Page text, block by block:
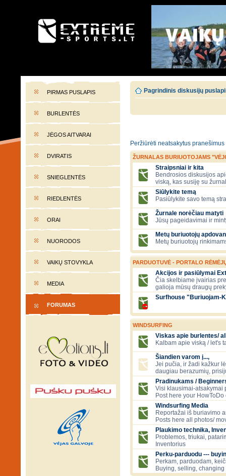
EXTREME-SPORTS.LT
PIRMAS PUSLAPIS
BURLENTĖS
JĖGOS AITVARAI
DVIRATIS
SNIEGLENTĖS
RIEDLENTĖS
ORAI
NUORODOS
VAIKŲ STOVYKLA
MEDIA
FORUMAS
Pagrindinis diskusijų
Peržiūrėti neatsakytus pranešimus
ŽURNALAS BURIUOTOJAMS
Straipsniai ir kita
Bendrosios diskusijos
viską, kas susiję su
Siūlykite temą
Pasiūlykite savo temą
Žurnale norėčiau matyti
Jūsų pageidavimai ir
Metų buriuotojų
Metų buriuotojų
PARDUOTUVĖ - PORTALO
Akcijos ir pasiūlymai
Čia skelbiame įvairias
galioja mūsų draugų
Surfhouse "Buriuojam-
WINDSURFING
Viskas apie burlentes/
Kalbam apie viską / let's
Šiandien varom į...,
Jei pučia, ir žadi kažkur
daugiau berazumių,
Pradinukams /
Visi klausimai-atsakymai
Post here your
Windsurfing Media
Reportažai iš buriavimo
Posts here all photos/
Plaukimo technika,
Problemos, triukai,
Inventorius
Perku-parduodu ---
Perkam, parduodam,
Buying, selling,